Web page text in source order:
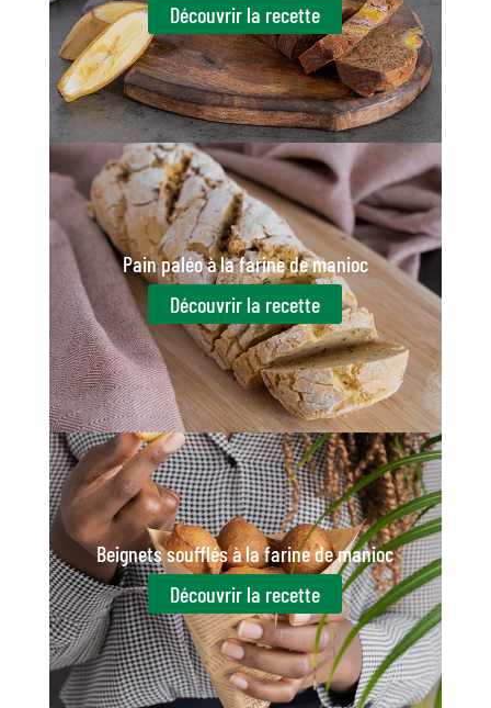
Découvrir la recette
Pain paléo à la farine de manioc
Découvrir la recette
Beignets soufflés à la farine de manioc
Découvrir la recette